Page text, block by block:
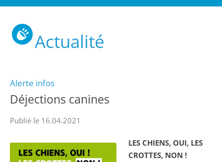
Actualité
Alerte infos
Déjections canines
Publié le 16.04.2021
LES CHIENS, OUI, LES
CROTTES, NON !